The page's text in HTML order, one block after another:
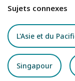
Sujets connexes
L'Asie et du
Singapour